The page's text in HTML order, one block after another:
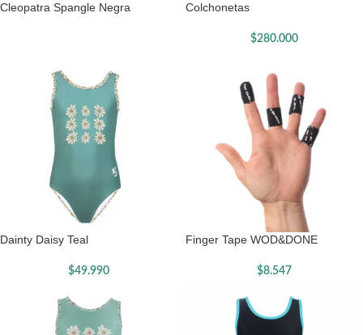
Cleopatra Spangle Negra Colchonetas
$280.000
Dainty Daisy Teal
$49.990
Finger Tape WOD&DONE
$8.547